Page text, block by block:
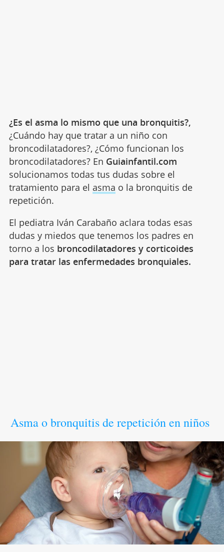
¿Es el asma lo mismo que una bronquitis?,
¿Cuándo hay que tratar a un niño con
broncodilatadores?, ¿Cómo funcionan los
broncodilatadores? En Guiainfantil.com
solucionamos todas tus dudas sobre el
tratamiento para el asma o la bronquitis de
repetición.
El pediatra Iván Carabaño aclara todas esas
dudas y miedos que tenemos los padres en
torno a los broncodilatadores y corticoides
para tratar las enfermedades bronquiales.
Asma o bronquitis de repetición en niños